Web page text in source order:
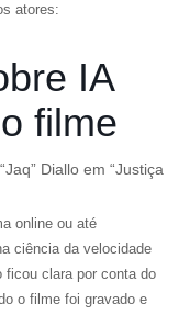
atores:
IA
filme
Diallo em “Justiça
online ou até
ciência da velocidade
clara por conta do
o filme foi gravado e